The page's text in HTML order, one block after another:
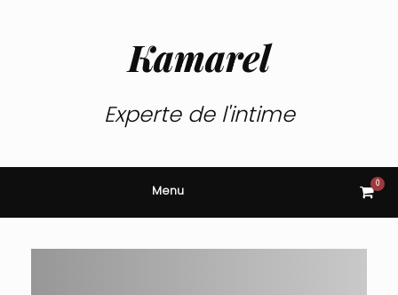
Kamarel
Experte de l'intime
Menu View
cart
0